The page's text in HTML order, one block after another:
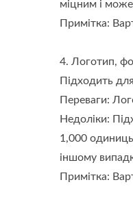
міцним і може
Примітка:
4. Логотип,
Підходить
Переваги:
Недоліки:
1,000
іншому
Примітка: